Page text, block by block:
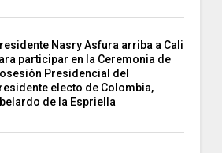
Nasry Asfura arriba a Cali
participar en la Ceremonia de
Presidencial del
electo de Colombia,
de la Espriella